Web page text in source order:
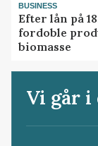
BUSINESS
Efter lån på
fordoble
biomasse
Vi går i